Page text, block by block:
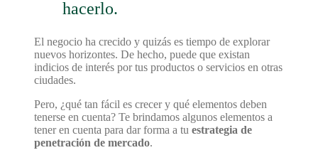
hacerlo.
El negocio ha crecido y quizás es tiempo de explorar
nuevos horizontes. De hecho, puede que existan
indicios de interés por tus productos o servicios en otras
ciudades.
Pero, ¿qué tan fácil es crecer y qué elementos deben
tenerse en cuenta? Te brindamos algunos elementos a
tener en cuenta para dar forma a tu estrategia de
penetración de mercado.